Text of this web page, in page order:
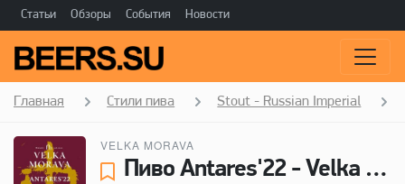
Статьи Обзоры События Новости
Главная Стили пива Stout - Russian Imperial
VELKA MORAVA
Пиво Antares'22 - Velka Morava